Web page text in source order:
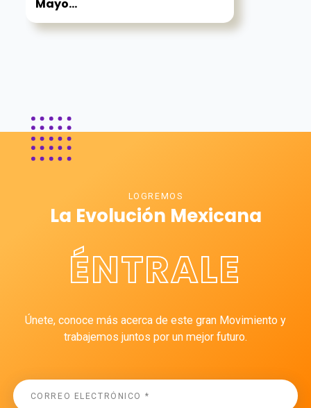
Mayo...
LOGREMOS
La Evolución Mexicana
ÉNTRALE
Únete, conoce más acerca de este gran Movimiento y
trabajemos juntos por un mejor futuro.